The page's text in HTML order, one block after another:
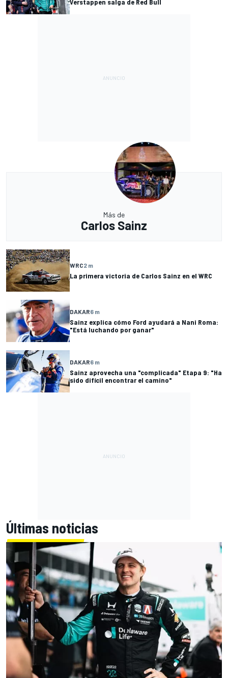
Verstappen salga de Red Bull
Más de
Carlos Sainz
WRC2 m
La primera victoria de Carlos Sainz en el WRC
DAKAR6 m
Sainz explica cómo Ford ayudará a Nani Roma:
"Está luchando por ganar"
DAKAR6 m
Sainz aprovecha una "complicada" Etapa 9: "Ha
sido difícil encontrar el camino"
Últimas noticias